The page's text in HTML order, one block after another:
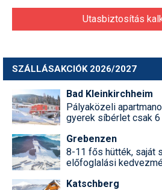
Utasbiztosítás
SZÁLLÁSAKCIÓK 2026/2027
Bad Kleinkirchheim
Pályaközeli
gyerek síbérlet csak 6
Grebenzen
8-11 fős hütték, saját
előfoglalási
Katschberg